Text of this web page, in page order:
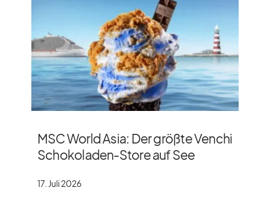
MSC World Asia: Der größte Venchi
Schokoladen-Store auf See
17. Juli 2026